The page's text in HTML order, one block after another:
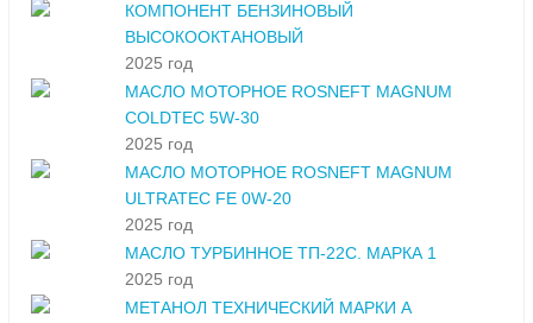
КОМПОНЕНТ БЕНЗИНОВЫЙ
ВЫСОКООКТАНОВЫЙ
2025 год
МАСЛО МОТОРНОЕ ROSNEFT MAGNUM
COLDTEC 5W-30
2025 год
МАСЛО МОТОРНОЕ ROSNEFT MAGNUM
ULTRATEC FE 0W-20
2025 год
МАСЛО ТУРБИННОЕ ТП-22С. МАРКА 1
2025 год
МЕТАНОЛ ТЕХНИЧЕСКИЙ МАРКИ А